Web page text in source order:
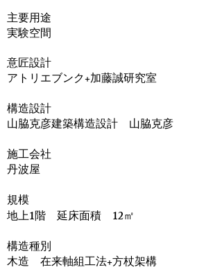
主要用途
実験空間
意匠設計
アトリエブンク+加藤誠研究室
構造設計
山脇克彦建築構造設計 山脇克彦
​施工会社
丹波屋
規模
地上1階 延床面積 12㎡
構造種別
木造 在来軸組工法+方杖架構